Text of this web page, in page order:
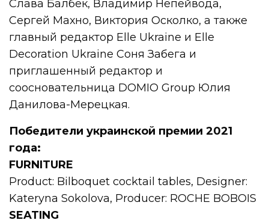
Слава Балбек, Владимир Непейвода,
Сергей Махно, Виктория Осколко, а также
главный редактор Elle Ukraine и Elle
Decoration Ukraine Соня Забега и
приглашенный редактор и
соосновательница DOMIO Group Юлия
Данилова-Мерецкая.
Победители украинской премии 2021
года:
FURNITURE
Product: Bilboquet cocktail tables, Designer:
Kateryna Sokolova, Producer: ROCHE BOBOIS
SEATING